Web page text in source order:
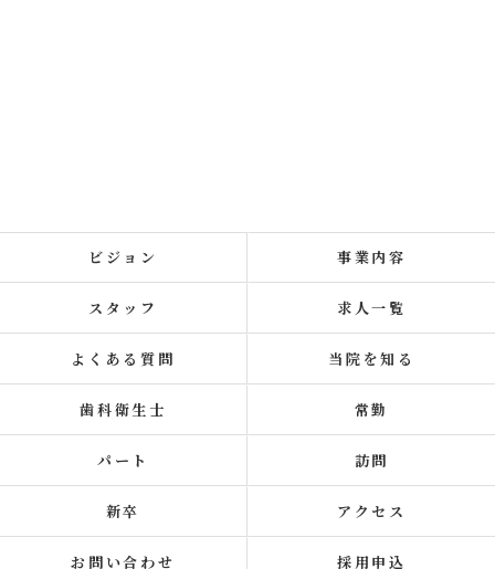
ビジョン 事業内容
スタッフ 求人一覧
よくある質問 当院を知る
歯科衛生士 常勤
パート 訪問
新卒 アクセス
お問い合わせ 採用申込